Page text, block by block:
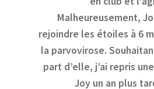
Malheureusement,
rejoindre les étoiles à 6
la parvovirose.
part d’elle, j’ai repris
Joy un an plus